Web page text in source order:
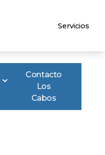
Servicios
Contacto
Los
Cabos